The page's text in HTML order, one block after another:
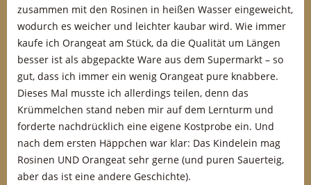
zusammen mit den Rosinen in heißen Wasser eingeweicht,
wodurch es weicher und leichter kaubar wird. Wie immer
kaufe ich Orangeat am Stück, da die Qualität um Längen
besser ist als abgepackte Ware aus dem Supermarkt – so
gut, dass ich immer ein wenig Orangeat pure knabbere.
Dieses Mal musste ich allerdings teilen, denn das
Krümmelchen stand neben mir auf dem Lernturm und
forderte nachdrücklich eine eigene Kostprobe ein. Und
nach dem ersten Häppchen war klar: Das Kindelein mag
Rosinen UND Orangeat sehr gerne (und puren Sauerteig,
aber das ist eine andere Geschichte).